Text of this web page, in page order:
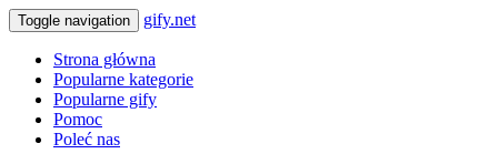
Toggle navigation gify.net
Strona główna
Popularne kategorie
Popularne gify
Pomoc
Poleć nas